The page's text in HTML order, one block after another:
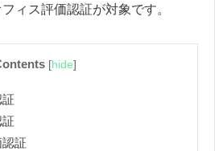
ィス評価認証が対象です。
[hide]
証